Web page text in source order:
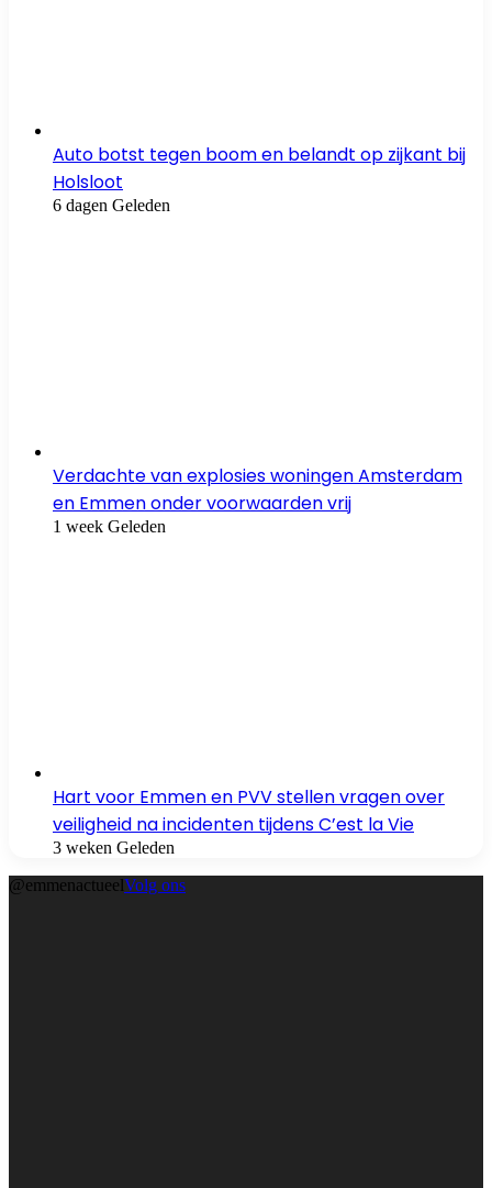
Auto botst tegen boom en belandt op zijkant bij
Holsloot
6 dagen Geleden
Verdachte van explosies woningen Amsterdam
en Emmen onder voorwaarden vrij
1 week Geleden
Hart voor Emmen en PVV stellen vragen over
veiligheid na incidenten tijdens C’est la Vie
3 weken Geleden
@emmenactueelVolg ons